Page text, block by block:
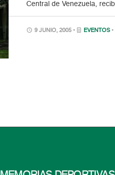
Central de Venezuela,
9 JUNIO, 2005 • EVENTOS